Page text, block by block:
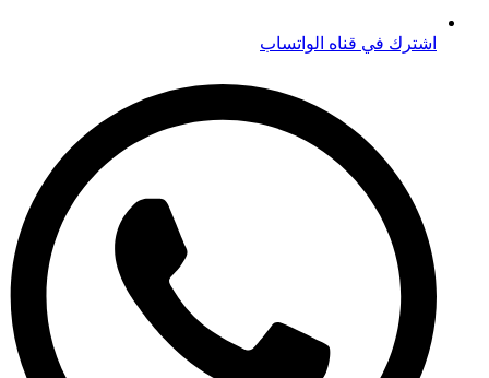
اشترك في قناه الواتساب